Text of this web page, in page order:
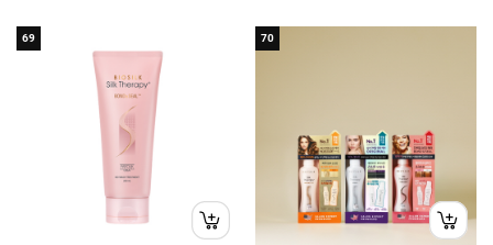
69 70